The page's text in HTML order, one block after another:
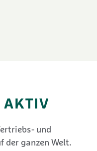
AKTIV
und
der ganzen Welt.